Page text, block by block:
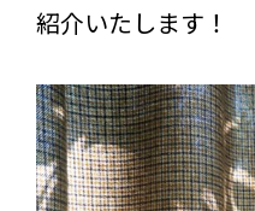
紹介いたします！